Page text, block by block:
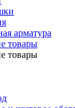
арматура
товары
товары